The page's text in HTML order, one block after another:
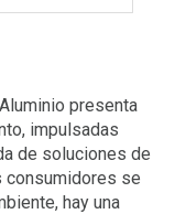
presenta
impulsadas
de soluciones de
consumidores se
hay una